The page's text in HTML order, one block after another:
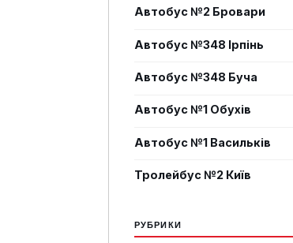
Автобус №2 Бровари
Автобус №348 Ірпінь
Автобус №348 Буча
Автобус №1 Обухів
Автобус №1 Васильків
Тролейбус №2 Київ
РУБРИКИ